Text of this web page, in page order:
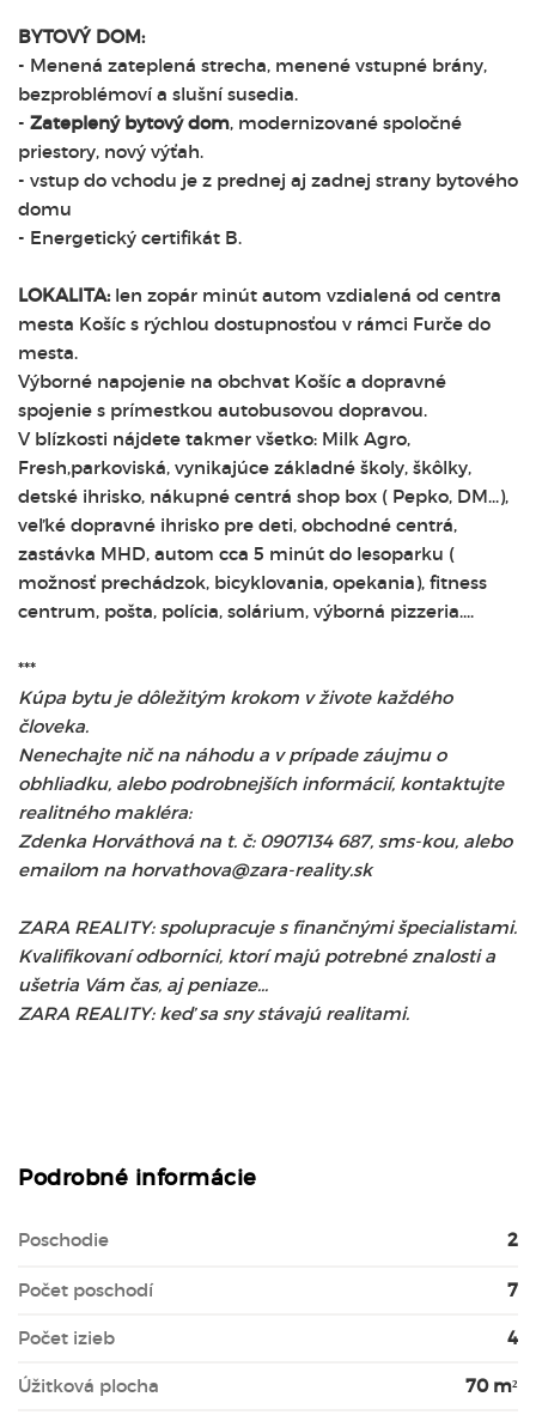
BYTOVÝ DOM:
- Menená zateplená strecha, menené vstupné brány,
bezproblémoví a slušní susedia.
- Zateplený bytový dom, modernizované spoločné
priestory, nový výťah.
- vstup do vchodu je z prednej aj zadnej strany bytového
domu
- Energetický certifikát B.
LOKALITA:len zopár minút autom vzdialená od centra
mesta Košíc s rýchlou dostupnosťou v rámci Furče do
mesta.
Výborné napojenie na obchvat Košíc a dopravné
spojenie s prímestkou autobusovou dopravou.
V blízkosti nájdete takmer všetko: Milk Agro,
Fresh,parkoviská, vynikajúce základné školy, škôlky,
detské ihrisko, nákupné centrá shop box ( Pepko, DM...),
veľké dopravné ihrisko pre deti, obchodné centrá,
zastávka MHD, autom cca 5 minút do lesoparku (
možnosť prechádzok, bicyklovania, opekania), fitness
centrum, pošta, polícia, solárium, výborná pizzeria....
***
Kúpa bytu je dôležitým krokom v živote každého
človeka.
Nenechajte nič na náhodu a v prípade záujmu o
obhliadku, alebo podrobnejších informácií, kontaktujte
realitného makléra:
Zdenka Horváthová na t. č: 0907134 687, sms-kou, alebo
emailom na horvathova@zara-reality.sk
ZARA REALITY: spolupracuje s finančnými špecialistami.
Kvalifikovaní odborníci, ktorí majú potrebné znalosti a
ušetria Vám čas, aj peniaze...
ZARA REALITY: keď sa sny stávajú realitami.
Podrobné informácie
Poschodie 2
Počet poschodí 7
Počet izieb 4
Úžitková plocha 70 m²